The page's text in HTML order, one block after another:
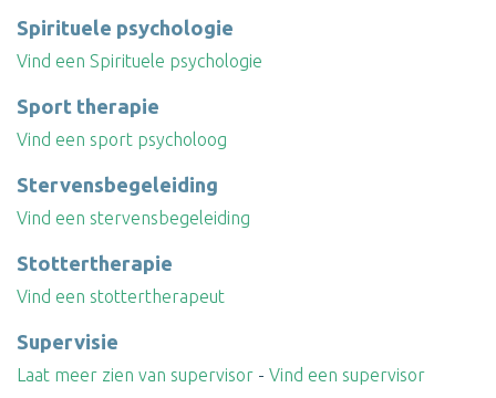
Spirituele psychologie
Vind een Spirituele psychologie
Sport therapie
Vind een sport psycholoog
Stervensbegeleiding
Vind een stervensbegeleiding
Stottertherapie
Vind een stottertherapeut
Supervisie
Laat meer zien van supervisor - Vind een supervisor